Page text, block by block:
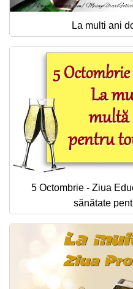
La multi ani
5 Octombrie - Ziua
sănătate